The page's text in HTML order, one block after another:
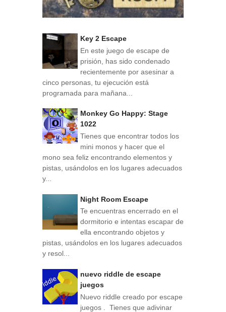
Key 2 Escape
En este juego de escape de
prisión, has sido condenado
recientemente por asesinar a
cinco personas, tu ejecución está
programada para mañana...
Monkey Go Happy: Stage
1022
Tienes que encontrar todos los
mini monos y hacer que el
mono sea feliz encontrando elementos y
pistas, usándolos en los lugares adecuados
y...
Night Room Escape
Te encuentras encerrado en el
dormitorio e intentas escapar de
ella encontrando objetos y
pistas, usándolos en los lugares adecuados
y resol...
nuevo riddle de escape
juegos
Nuevo riddle creado por escape
juegos . Tienes que adivinar